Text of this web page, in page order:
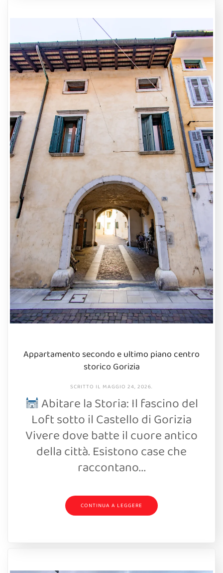
Appartamento secondo e ultimo piano centro
storico Gorizia
SCRITTO IL MAGGIO 24, 2026.
Abitare la Storia: Il fascino del
Loft sotto il Castello di Gorizia
Vivere dove batte il cuore antico
della città. Esistono case che
raccontano...
CONTINUA A LEGGERE